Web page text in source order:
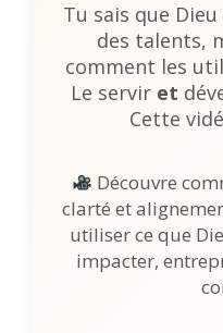
Tu sais que
des talents,
comment les
Le servir et
Cette
Découvre
clarté et
utiliser ce que
impacter,